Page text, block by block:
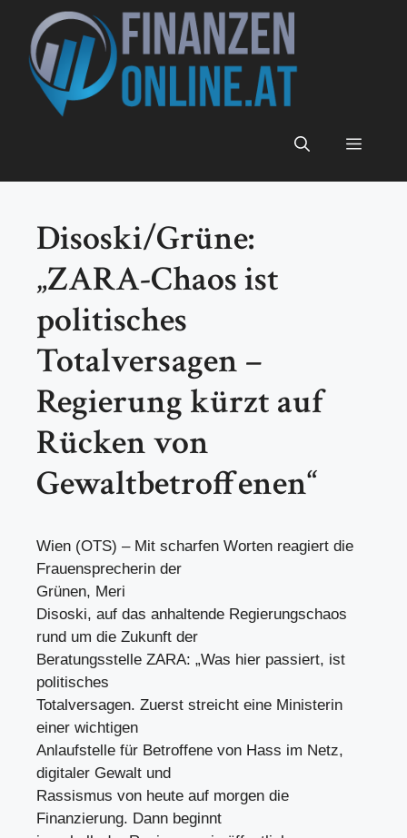
Inhalt
springen
Menü
Disoski/Grüne:
„ZARA-Chaos ist
politisches
Totalversagen –
Regierung kürzt auf
Rücken von
Gewaltbetroffenen“
Wien (OTS) – Mit scharfen Worten reagiert die
Frauensprecherin der
Grünen, Meri
Disoski, auf das anhaltende Regierungschaos
rund um die Zukunft der
Beratungsstelle ZARA: „Was hier passiert, ist
politisches
Totalversagen. Zuerst streicht eine Ministerin
einer wichtigen
Anlaufstelle für Betroffene von Hass im Netz,
digitaler Gewalt und
Rassismus von heute auf morgen die
Finanzierung. Dann beginnt